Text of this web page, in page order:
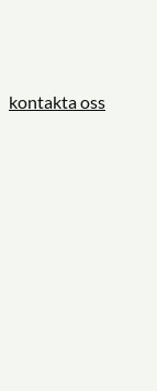
kontakta oss